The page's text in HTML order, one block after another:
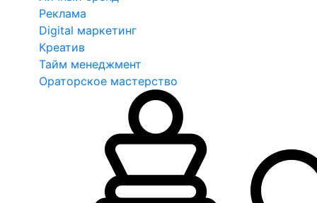
Реклама
Digital маркетинг
Креатив
Тайм менеджмент
Ораторское мастерство